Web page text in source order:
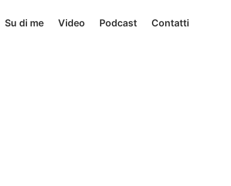
Su di me Video Podcast Contatti